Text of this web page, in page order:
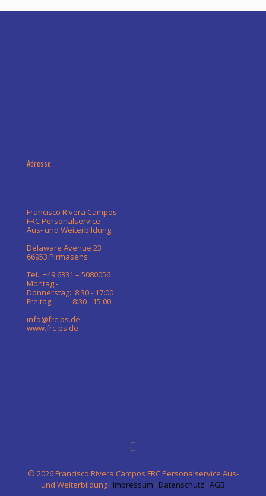
Adresse
Francisco Rivera Campos
FRC Personalservice
Aus- und Weiterbildung
Delaware Avenue 23
66953 Pirmasens
Tel.: +49 6331 – 5080056
Montag -
Donnerstag: 8:30 - 17:00
Freitag: 8:30 - 15:00
info@frc-ps.de
www.frc-ps.de
© 2026 Francisco Rivera Campos FRC Personalservice Aus-
und Weiterbildung l Impressum l Datenschutz l AGB